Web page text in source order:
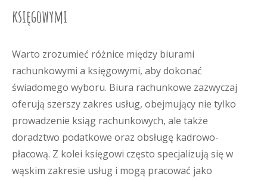
księgowymi
Warto zrozumieć różnice między biurami
rachunkowymi a księgowymi, aby dokonać
świadomego wyboru. Biura rachunkowe zazwyczaj
oferują szerszy zakres usług, obejmujący nie tylko
prowadzenie ksiąg rachunkowych, ale także
doradztwo podatkowe oraz obsługę kadrowo-
płacową. Z kolei księgowi często specjalizują się w
wąskim zakresie usług i mogą pracować jako